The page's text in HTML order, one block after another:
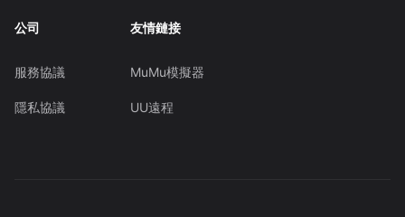
公司
服務協議
隱私協議
友情鏈接
MuMu模擬器
UU遠程